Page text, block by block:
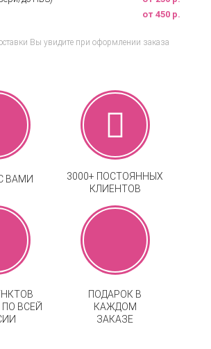
от 450 р.
Вы увидите при оформлении заказа
ВАМИ
3000+ ПОСТОЯННЫХ
КЛИЕНТОВ
ВСЕЙ
ПОДАРОК В
КАЖДОМ
ЗАКАЗЕ